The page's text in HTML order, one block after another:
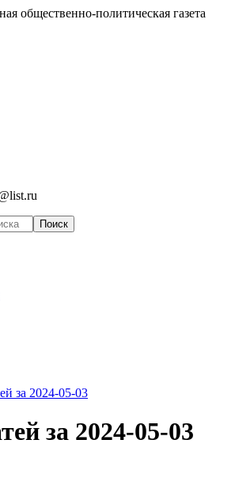
общественно-политическая газета
за 2024-05-03
за 2024-05-03